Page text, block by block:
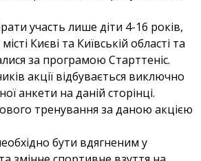
участь лише діти 4-16 років,
Києві та Київській області та
за програмою Старттеніс.
акції відбувається виключно
анкети на даній сторінці.
тренування за даною акцією
бути вдягненим у